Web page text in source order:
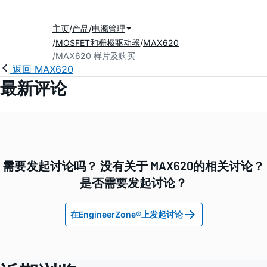
主页 产品 电源管理
MOSFET和栅极驱动器 MAX620
MAX620 样片及购买
返回 MAX620
最新评论
需要发起讨论吗？ 没有关于 MAX620的相关讨论？
是否需要发起讨论？
在EngineerZone®上发起讨论